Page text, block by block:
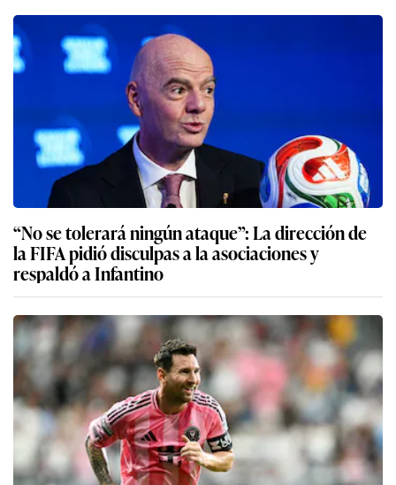
“No se tolerará ningún ataque”: La dirección de
la FIFA pidió disculpas a la asociaciones y
respaldó a Infantino